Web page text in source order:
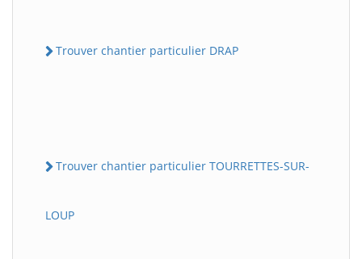
Trouver chantier particulier DRAP
Trouver chantier particulier TOURRETTES-SUR-
LOUP